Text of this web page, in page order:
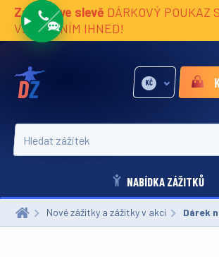
Zážitky ve slevě DÁRKOVÝ POUKAZ S
VĚNOVÁNÍM IHNED!
KČ
Hledat zážitek
NABÍDKA ZÁŽITKŮ
Nové zážitky a zážitky v akci Dárek